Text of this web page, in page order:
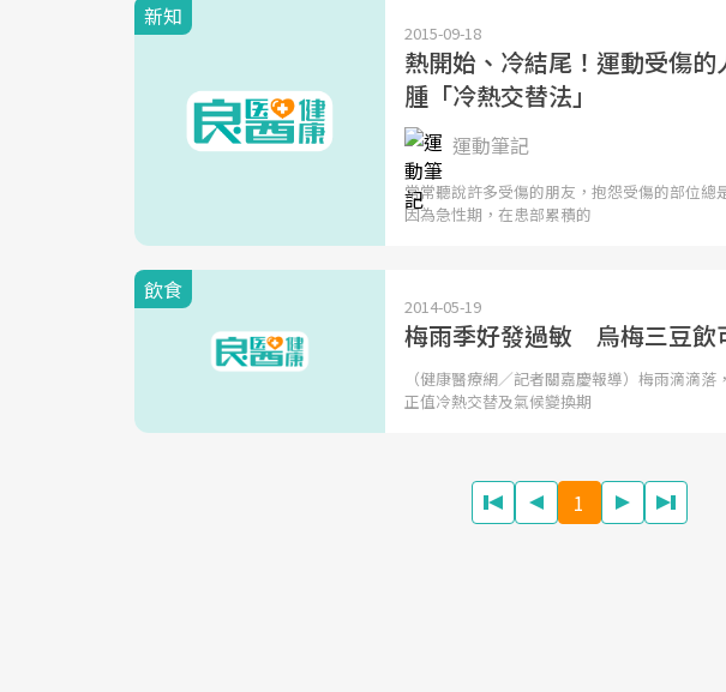
新知
2015-09-18
熱開始、冷結尾！運動受傷
腫「冷熱交替法」
運動筆記
常常聽說許多受傷的朋友，抱怨受傷的部位
因為急性期，在患部累積的
飲食
2014-05-19
梅雨季好發過敏 烏梅三豆飲
（健康醫療網／記者關嘉慶報導）梅雨滴滴
正值冷熱交替及氣候變換期
1